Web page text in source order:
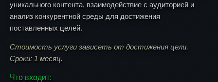
уникального контента, взаимодействие с аудиторией и
анализ конкурентной среды для достижения
поставленных целей.
Стоимость услуги зависеть от достижения цели.
Сроки: 1 месяц.
Что входит: